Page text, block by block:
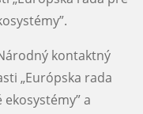
kontaktný
„Európska rada
a